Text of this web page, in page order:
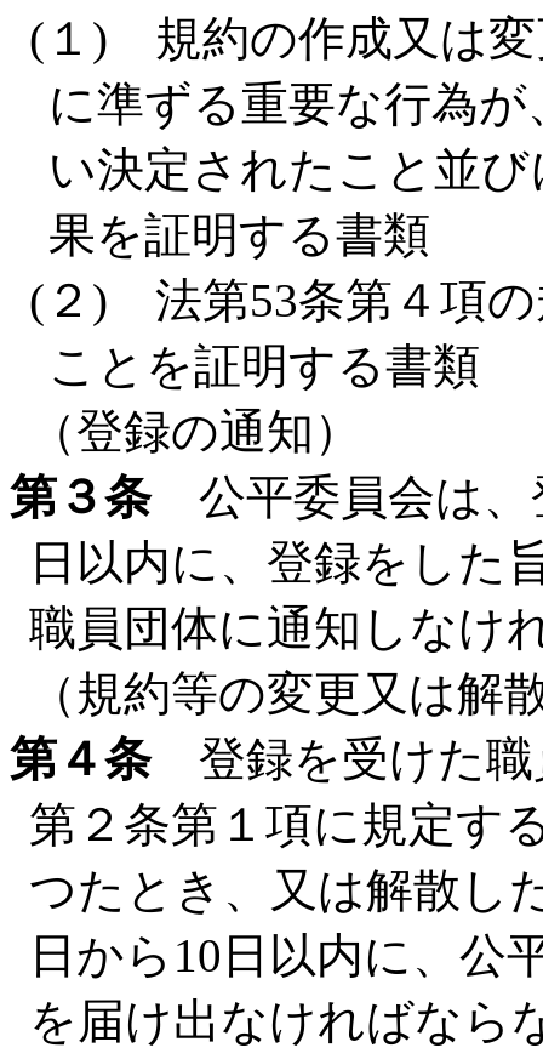
(１) 規約の作成又は変
に準ずる重要な行為
い決定されたこと並
果を証明する書類
(２) 法第53条第４項
ことを証明する書類
（登録の通知）
第３条公平委員会は、
日以内に、登録をした
職員団体に通知しなけ
（規約等の変更又は解
第４条登録を受けた職
第２条第１項に規定す
つたとき、又は解散し
日から10日以内に、公
を届け出なければなら